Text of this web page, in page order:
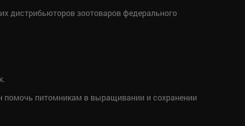
дистрибьюторов зоотоваров федерального
помочь питомникам в выращивании и сохранении